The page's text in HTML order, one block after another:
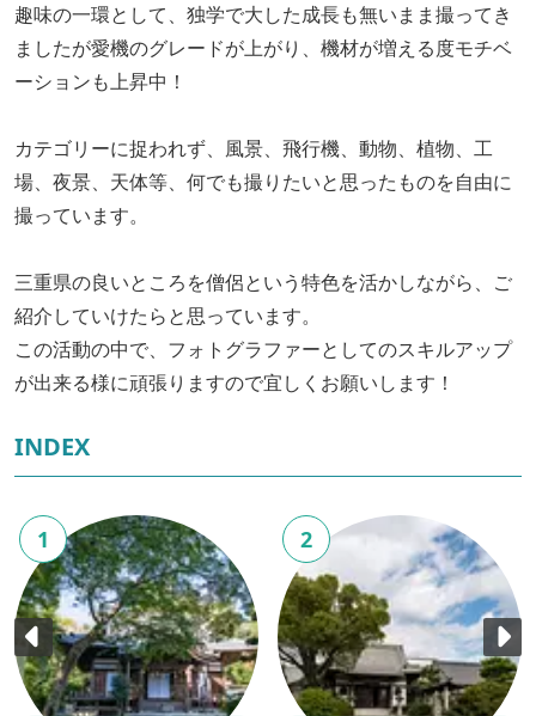
趣味の一環として、独学で大した成長も無いまま撮ってき
ましたが愛機のグレードが上がり、機材が増える度モチベ
ーションも上昇中！
カテゴリーに捉われず、風景、飛行機、動物、植物、工
場、夜景、天体等、何でも撮りたいと思ったものを自由に
撮っています。
三重県の良いところを僧侶という特色を活かしながら、ご
紹介していけたらと思っています。
この活動の中で、フォトグラファーとしてのスキルアップ
が出来る様に頑張りますので宜しくお願いします！
INDEX
1 2